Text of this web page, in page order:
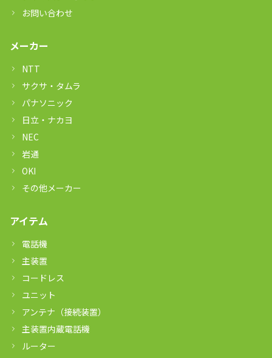
お問い合わせ
メーカー
NTT
サクサ・タムラ
パナソニック
日立・ナカヨ
NEC
岩通
OKI
その他メーカー
アイテム
電話機
主装置
コードレス
ユニット
アンテナ（接続装置）
主装置内蔵電話機
ルーター